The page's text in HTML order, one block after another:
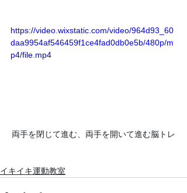
https://video.wixstatic.com/video/964d93_60
daa9954af546459f1ce4fad0db0e5b/480p/m
p4/file.mp4
両手を閉じて進む、両手を開いて進む脳トレ
イキイキ運動教室